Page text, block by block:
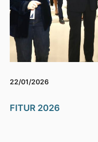
22/01/2026
FITUR 2026